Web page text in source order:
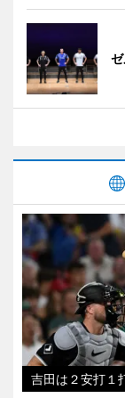
吉田は２安打